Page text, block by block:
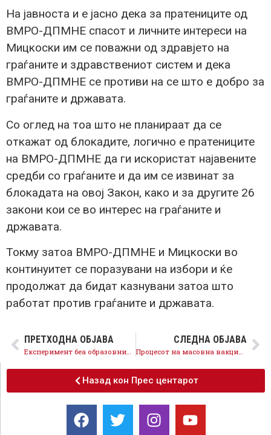
На јавноста и е јасно дека за пратениците од
ВМРО-ДПМНЕ спасот и личните интереси на
Мицкоски им се поважни од здравјето на
граѓаните и здравствениот систем и дека
ВМРО-ДПМНЕ се противи на се што е добро за
граѓаните и државата.
Со оглед на тоа што не планираат да се
откажат од блокадите, логично е пратениците
на ВМРО-ДПМНЕ да ги искористат најавените
средби со граѓаните и да им се извинат за
блокадата на овој Закон, како и за другите 26
закони кои се во интерес на граѓаните и
државата.
Токму затоа ВМРО-ДПМНЕ и Мицкоски во
континуитет се поразувани на избори и ќе
продолжат да бидат казнувани затоа што
работат против граѓаните и државата.
ПРЕТХОДНА ОБЈАВА
Експеримент беа образовните ,, реформи” на ВМРО-ДПМНЕ со кои македонското образование го однесоа на дното во Европа
СЛЕДНА ОБЈАВА
Процесот на масовна вакцинација во Битола се одвива со одлична динамика
Назад кон Прес центарот